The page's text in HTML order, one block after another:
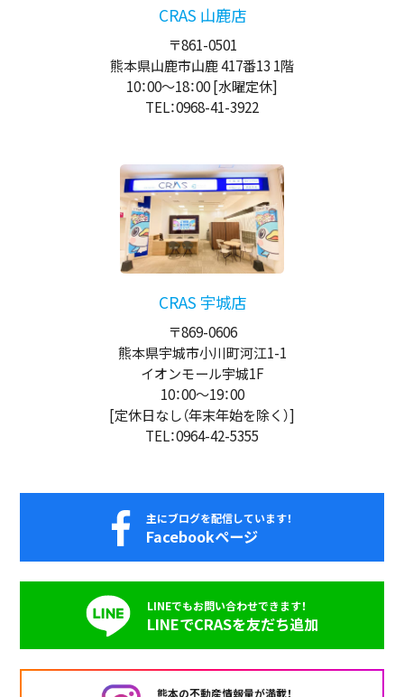
CRAS 山鹿店
〒861-0501
熊本県山鹿市山鹿 417番13 1階
10：00～18：00[水曜定休]
TEL：0968-41-3922
CRAS 宇城店
〒869-0606
熊本県宇城市小川町河江1-1
イオンモール宇城1F
10：00～19：00
[定休日なし（年末年始を除く）]
TEL：0964-42-5355
主にブログを配信しています！
Facebookページ
LINEでもお問い合わせできます！
LINEでCRASを友だち追加
熊本の不動産情報量が満載！